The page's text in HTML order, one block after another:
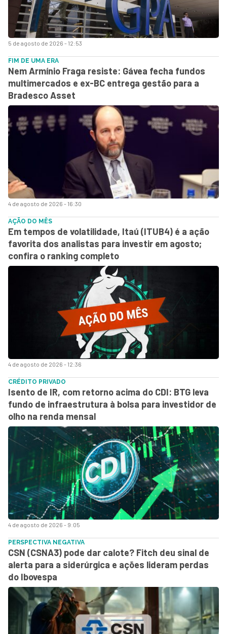
5 de agosto de 2026 - 12:53
4 de agosto de 2026 - 16:30
FIM DE UMA ERA
Nem Armínio Fraga resiste: Gávea fecha fundos
multimercados e ex-BC entrega gestão para a
Bradesco Asset
4 de agosto de 2026 - 12:36
AÇÃO DO MÊS
Em tempos de volatilidade, Itaú (ITUB4) é a ação
favorita dos analistas para investir em agosto;
confira o ranking completo
4 de agosto de 2026 - 9:05
CRÉDITO PRIVADO
Isento de IR, com retorno acima do CDI: BTG leva
fundo de infraestrutura à bolsa para investidor de
olho na renda mensal
PERSPECTIVA NEGATIVA
CSN (CSNA3) pode dar calote? Fitch deu sinal de
alerta para a siderúrgica e ações lideram perdas
do Ibovespa